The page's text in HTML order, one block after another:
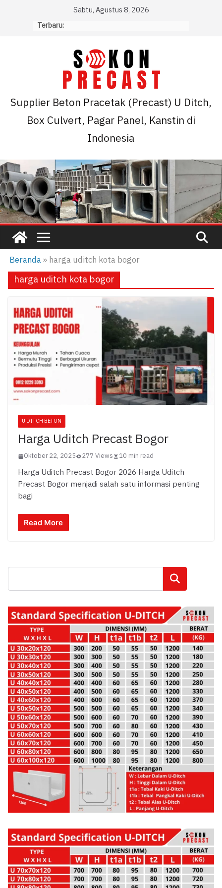
Sabtu, Agustus 8, 2026
Terbaru:
Supplier Beton Pracetak (Precast) U Ditch,
Box Culvert, Pagar Panel, Kanstin di
Indonesia
Beranda» harga uditch kota bogor
harga uditch kota bogor
U DITCH BETON
Harga Uditch Precast Bogor
Oktober 22, 2025 277 Views 10 min read
Harga Uditch Precast Bogor 2026 Harga Uditch
Precast Bogor menjadi salah satu informasi penting
bagi
Read More
Cari